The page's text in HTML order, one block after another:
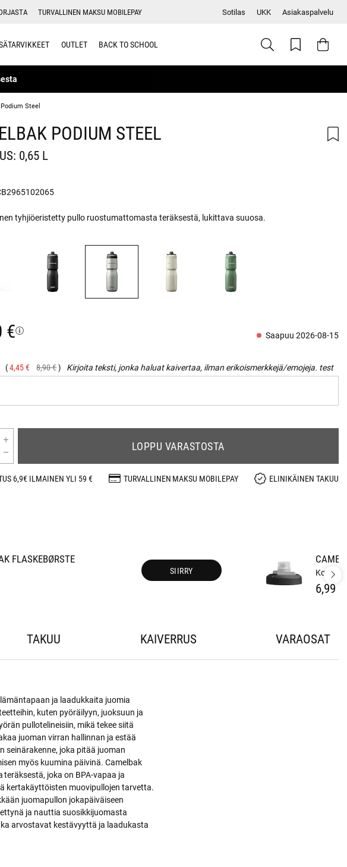
TURVALLINEN MAKSU MOBILEPAY Sotilas UKK Asiakaspalvelu
OUTLET BACK TO SCHOOL
Steel
PODIUM STEEL
0,65 L
tyhjiöeristetty pullo ruostumattomasta teräksestä, lukittava suuosa.
€ Saapuu 2026-08-15
4,45 € 8,90 € Kirjoita teksti, jonka haluat kaivertaa, ilman erikoismerkkejä/emojeja. test
LOPPU VARASTOSTA
6,9€ ILMAINEN YLI 59 € TURVALLINEN MAKSU MOBILEPAY ELINIKÄINEN TAKUU
FLASKEBØRSTE
SIIRRY Korkki
6,99 €
TAKUU KAIVERRUS VARAOSAT
ja laadukkaita juomia
kuten pyöräilyyn, juoksuun ja
pullotelineisiin, mikä tekee siitä
juoman virran hallinnan ja estää
seinärakenne, joka pitää juoman
myös kuumina päivinä. Camelbak
joka on BPA-vapaa ja
kertakäyttöisten muovipullojen tarvetta.
juomapullon jokapäiväiseen
ja nauttia suosikkijuomasta
arvostavat kestävyyttä ja laadukasta